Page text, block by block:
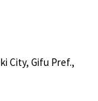
City, Gifu Pref.,